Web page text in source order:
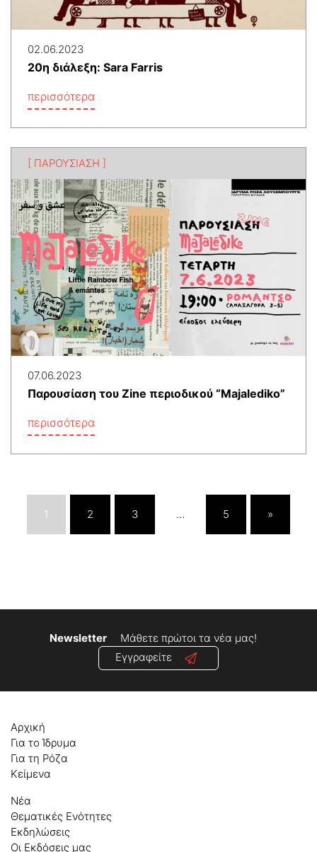
02.06.2023
20η διάλεξη: Sara Farris
περισσότερα
[ ΠΑΡΟΥΣΙΑΣΗ ]
07.06.2023
Παρουσίαση του Zine περιοδικού “Majalediko”
περισσότερα
1 2 3 … 5 »
Newsletter
Μάθετε πρώτοι τα νέα μας!
Εγγραφείτε
Αρχική
Για το Ίδρυμα
Για τη Ρόζα
Κείμενα
Νέα
Θεματικές Ενότητες
Εκδηλώσεις
Οι Εκδόσεις μας